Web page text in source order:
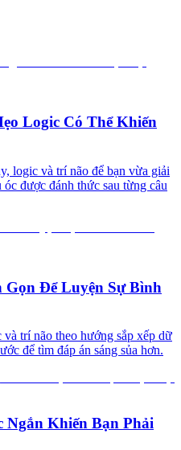
Logic Có Thể Khiến
logic và trí não để bạn vừa giải
được đánh thức sau từng câu
Để Luyện Sự Bình
trí não theo hướng sắp xếp dữ
để tìm đáp án sáng sủa hơn.
Khiến Bạn Phải